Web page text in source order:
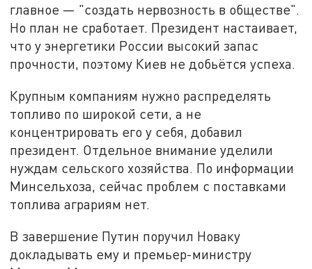
главное — "создать нервозность в обществе".
Но план не сработает. Президент настаивает,
что у энергетики России высокий запас
прочности, поэтому Киев не добьётся успеха.
Крупным компаниям нужно распределять
топливо по широкой сети, а не
концентрировать его у себя, добавил
президент. Отдельное внимание уделили
нуждам сельского хозяйства. По информации
Минсельхоза, сейчас проблем с поставками
топлива аграриям нет.
В завершение Путин поручил Новаку
докладывать ему и премьер-министру